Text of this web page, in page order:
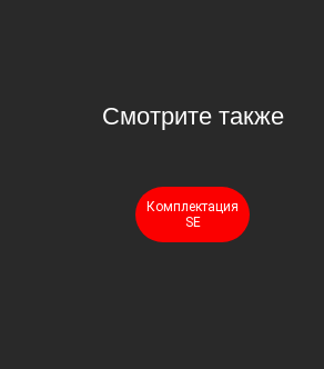
Смотрите также
Комплектация
SE